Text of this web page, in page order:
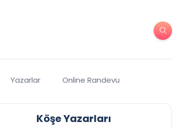
Yazarlar Online Randevu
Köşe Yazarları